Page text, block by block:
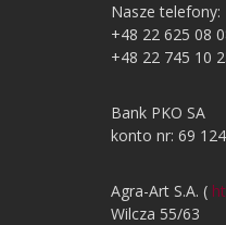
Nasze telefony:
+48 22 625 08
+48 22 745 10
Bank PKO SA
konto nr: 69
Agra-Art S.A. (
Wilcza 55/63